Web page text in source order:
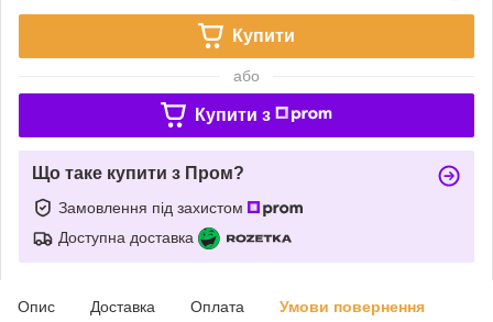
Купити
або
Купити з
Що таке купити з Пром?
Замовлення під захистом
Доступна доставка
Опис Доставка Оплата Умови повернення